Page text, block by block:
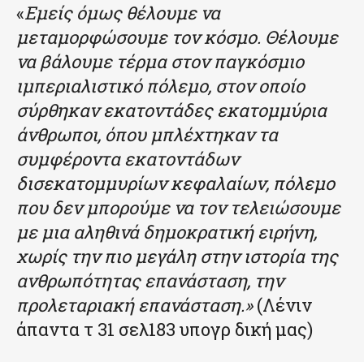
«Εμείς όμως θέλουμε να
μεταμορφώσουμε τον κόσμο. Θέλουμε
να βάλουμε τέρμα στον παγκόσμιο
ιμπεριαλιστικό πόλεμο, στον οποίο
σύρθηκαν εκατοντάδες εκατομμύρια
άνθρωποι, όπου μπλέχτηκαν τα
συμφέροντα εκατοντάδων
δισεκατομμυρίων κεφαλαίων, πόλεμο
που δεν μπορούμε να τον τελειώσουμε
με μια αληθινά δημοκρατική ειρήνη,
χωρίς την πιο μεγάλη στην ιστορία της
ανθρωπότητας επανάσταση, την
προλεταριακή επανάσταση.»(Λένιν
άπαντα τ 31 σελ183 υπογρ δική μας)